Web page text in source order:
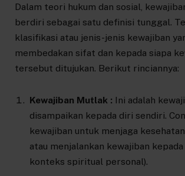
Dalam teori hukum dan sosial,
berdiri sebagai satu definisi tunggal.
klasifikasi atau jenis-jenis kewajiban
membedakan sifat dan kepada siapa
tersebut ditujukan. Berikut rinciannya:
Kewajiban Mutlak : Ini adalah
disampaikan kepada diri sendiri.
kewajiban untuk menjaga
atau menjalankan kewajiban kepada
konteks spiritual personal).